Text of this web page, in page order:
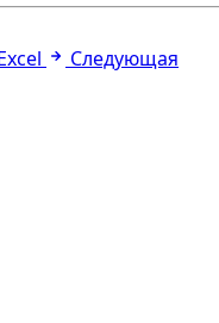
Следующая